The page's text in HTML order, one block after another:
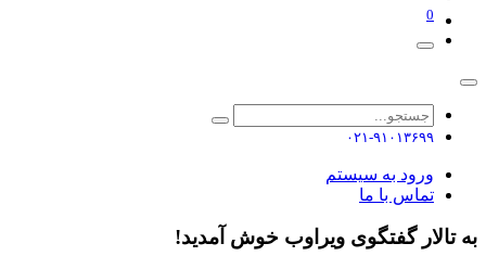
0
۰۲۱-۹۱۰۱۳۶۹۹
ورود به سیستم
تماس با ما
به تالار گفتگوی ویراوب خوش آمدید!